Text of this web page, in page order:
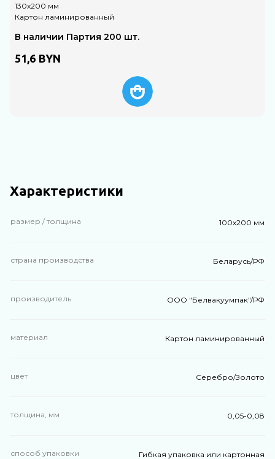
130х200 мм
Картон ламинированный
В наличии Партия 200 шт.
51,6 BYN
Характеристики
размер / толщина 100х200 мм
страна производства Беларусь/РФ
производитель ООО "Белвакуумпак"/РФ
материал Картон ламинированный
цвет Серебро/Золото
толщина, мм 0,05-0,08
способ упаковки Гибкая упаковка или картонная